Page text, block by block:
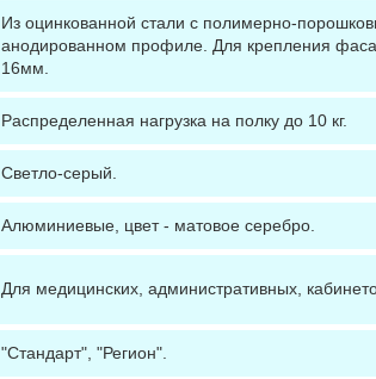
Из оцинкованной стали с полимерно-
анодированном профиле. Для крепления
16мм.
Распределенная нагрузка на полку до 10 кг.
Светло-серый.
Алюминиевые, цвет - матовое серебро.
Для медицинских, административных,
"Стандарт", "Регион".